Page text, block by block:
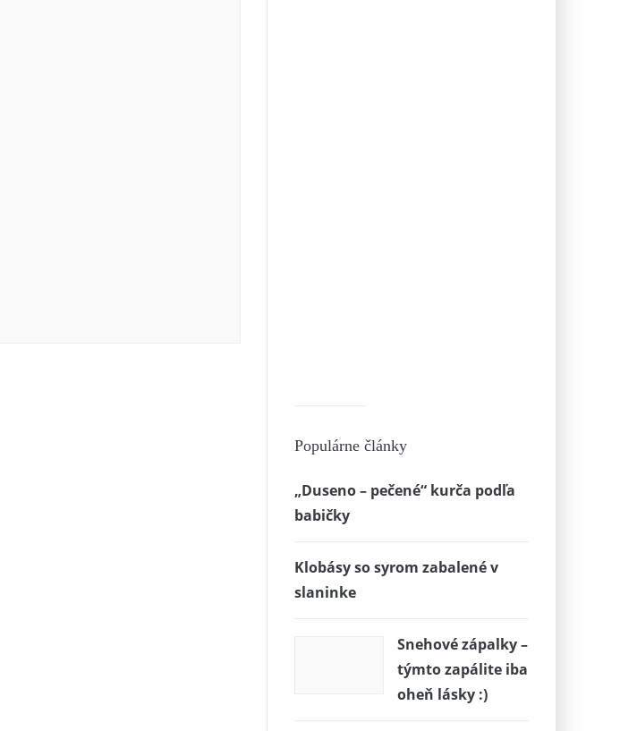
Populárne články
„Duseno – pečené“ kurča podľa
babičky
Klobásy so syrom zabalené v
slaninke
Snehové zápalky –
týmto zapálite iba
oheň lásky :)